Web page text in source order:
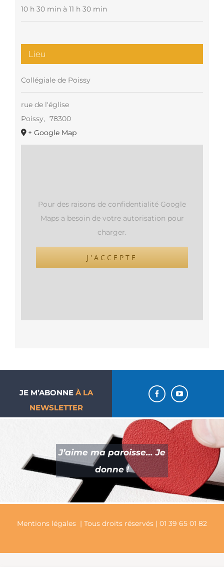
10 h 30 min à 11 h 30 min
Lieu
Collégiale de Poissy
rue de l'église
Poissy, 78300
+ Google Map
Pour des raisons de confidentialité Google
Maps a besoin de votre autorisation pour
charger.
J'ACCEPTE
JE M’ABONNE À LA
NEWSLETTER
J’aime ma paroisse… Je
donne !
Mentions légales | Tous droits réservés | 01 39 65 01 82